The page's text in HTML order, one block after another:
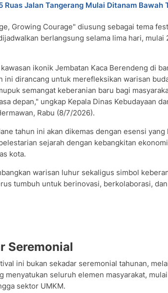
Ruas Jalan Tangerang Mulai Ditanam Bawah
Growing Courage" diusung sebagai tema
berlangsung selama lima hari, mulai
ikonik Jembatan Kaca Berendeng di
ini dirancang untuk merefleksikan warisan
semangat keberanian baru bagi
depan," ungkap Kepala Dinas Kebudayaan
Rabu (8/7/2026).
tahun ini akan dikemas dengan esensi yang
sejarah dengan kebangkitan
kota.
warisan luhur sekaligus simbol
tumbuh untuk berinovasi, berkolaborasi,
Seremonial
ini bukan sekadar seremonial tahunan,
menyatukan seluruh elemen masyarakat,
sektor UMKM.